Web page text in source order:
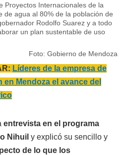
Proyectos Internacionales de la
de agua al 80% de la población de
Rodolfo Suarez y a todo
un plan sustentable de uso
Foto: Gobierno de Mendoza
Líderes de la empresa de
Mendoza el avance del
entrevista en el programa
Nihuil y explicó su sencillo y
de lo que los